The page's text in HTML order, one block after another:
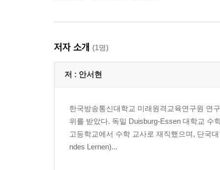
저자 소개 (1명)
저 : 안서현
한국방송통신대학교 미래원격교육연구원 연
위를 받았다. 독일 Duisburg-Essen 대학교 수
고등학교에서 수학 교사로 재직했으며, 단국
ndes Lernen)...